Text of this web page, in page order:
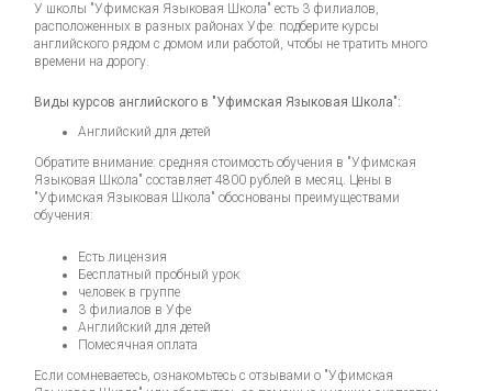
У школы "Уфимская Языковая Школа" есть 3 филиалов,
расположенных в разных районах Уфе: подберите курсы
английского рядом с домом или работой, чтобы не тратить много
времени на дорогу.
Виды курсов английского в "Уфимская Языковая Школа":
Английский для детей
Обратите внимание: средняя стоимость обучения в "Уфимская
Языковая Школа" составляет 4800 рублей в месяц. Цены в
"Уфимская Языковая Школа" обоснованы преимуществами
обучения:
Есть лицензия
Бесплатный пробный урок
человек в группе
3 филиалов в Уфе
Английский для детей
Помесячная оплата
Если сомневаетесь, ознакомьтесь с отзывами о "Уфимская